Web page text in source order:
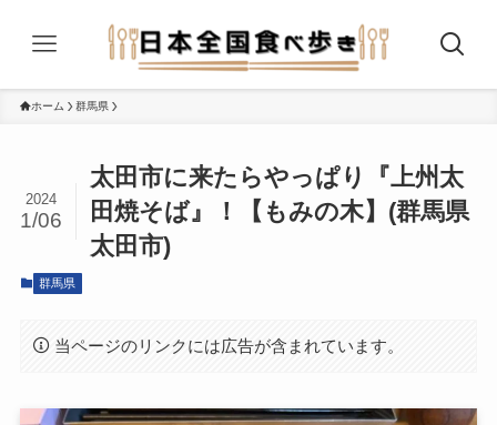
ホーム 群馬県
太田市に来たらやっぱり『上州太
田焼そば』！【もみの木】(群馬県
太田市)
2024
1/06
群馬県
当ページのリンクには広告が含まれています。